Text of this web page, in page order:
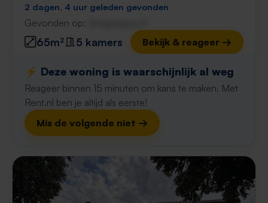
2 dagen, 4 uur geleden gevonden
Gevonden op:
65m² 5 kamers Bekijk & reageer →
⚡️ Deze woning is waarschijnlijk al weg
Reageer binnen 15 minuten om kans te maken. Met
Rent.nl ben je altijd als eerste!
Mis de volgende niet →